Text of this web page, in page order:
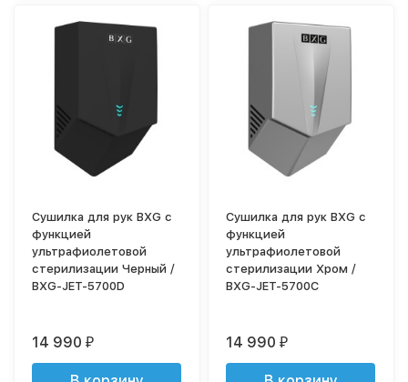
Сушилка для рук BXG с
функцией
ультрафиолетовой
стерилизации Черный /
BXG-JET-5700D
14 990₽
Сушилка для рук BXG с
функцией
ультрафиолетовой
стерилизации Хром /
BXG-JET-5700С
14 990₽